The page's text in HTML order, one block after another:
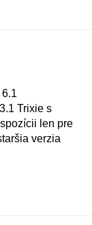
6.1
Trixie s
len pre
verzia